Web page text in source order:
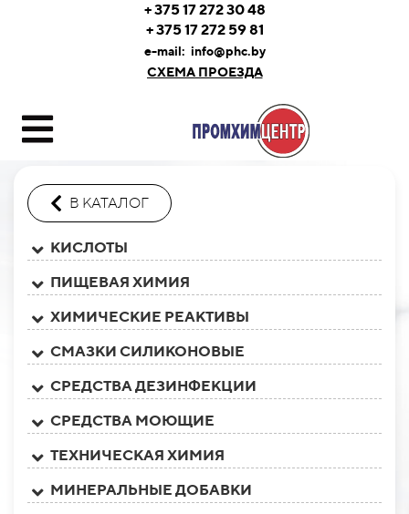
+ 375 17 272 30 48
+ 375 17 272 59 81
e-mail: info@phc.by
СХЕМА ПРОЕЗДА
В КАТАЛОГ
КИСЛОТЫ
ПИЩЕВАЯ ХИМИЯ
ХИМИЧЕСКИЕ РЕАКТИВЫ
СМАЗКИ СИЛИКОНОВЫЕ
СРЕДСТВА ДЕЗИНФЕКЦИИ
СРЕДСТВА МОЮЩИЕ
ТЕХНИЧЕСКАЯ ХИМИЯ
МИНЕРАЛЬНЫЕ ДОБАВКИ